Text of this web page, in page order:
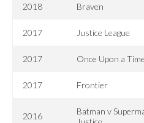
2018 Braven
2017 Justice League
2017 Once Upon a
2017 Frontier
2016
Batman v